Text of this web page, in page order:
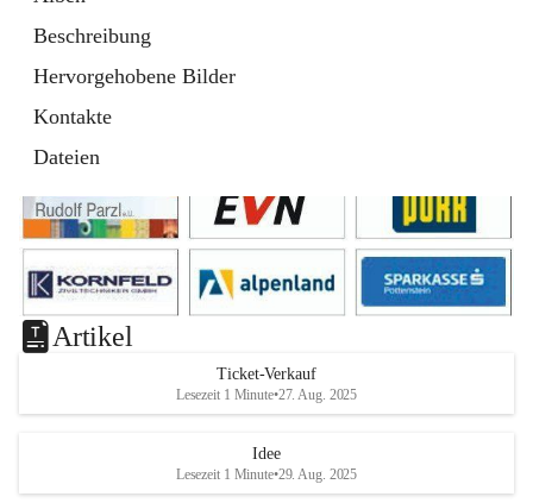
Beschreibung
Hervorgehobene Bilder
Kontakte
Dateien
Artikel
Ticket-Verkauf
Lesezeit 1 Minute•27. Aug. 2025
Idee
Lesezeit 1 Minute•29. Aug. 2025